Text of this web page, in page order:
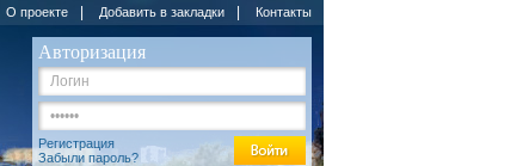
О проекте Добавить в закладки Контакты
Авторизация
Регистрация
Забыли пароль?